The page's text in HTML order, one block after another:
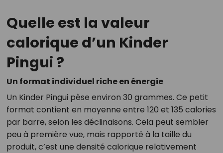
Quelle est la valeur
calorique d’un Kinder
Pingui ?
Un format individuel riche en énergie
Un Kinder Pingui pèse environ 30 grammes. Ce petit
format contient en moyenne entre 120 et 135 calories
par barre, selon les déclinaisons. Cela peut sembler
peu à première vue, mais rapporté à la taille du
produit, c’est une densité calorique relativement